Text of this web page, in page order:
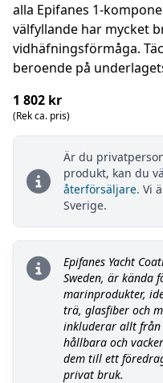
alla Epifanes 1-
välfyllande har mycket
vidhäfningsförmåga.
beroende på
1 802 kr
(Rek ca. pris)
Är du
produkt, kan du
återförsäljare. Vi
Sverige.
Epifanes Yacht
Sweden, är kända
marinprodukter,
trä, glasfiber och
inkluderar allt från
hållbara och
dem till ett
privat bruk.